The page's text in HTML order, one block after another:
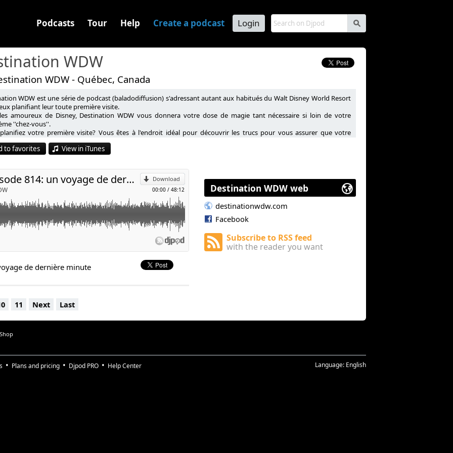
s
Podcasts Tour Help Create a podcast Login
WDW
WDW - Québec, Canada
WDW est une série de podcast (baladodiffusion) s'adressant autant aux habitués du Walt Disney World Resort
planifiant leur toute première visite.
amoureux de Disney, Destination WDW vous donnera votre dose de magie tant nécessaire si loin de votre
''chez-vous''.
votre première visite? Vous êtes à l'endroit idéal pour découvrir les trucs pour vous assurer que votre
au WDW Resort soit un succès et tout savoir sur les attractions, spectacles, restaurants et hôtels du WDW Resort.
to favorites
View in iTunes
Download
00:00 / 48:12
Destination WDW épisode 814: un voyage de dernière minute
minute avec son fils.
de dernière minute
11 Next Last
Destination WDW web
destinationwdw.com
Facebook
Subscribe to RSS feed
with the reader you want
Plans and pricing Djpod PRO Help Center Language: English